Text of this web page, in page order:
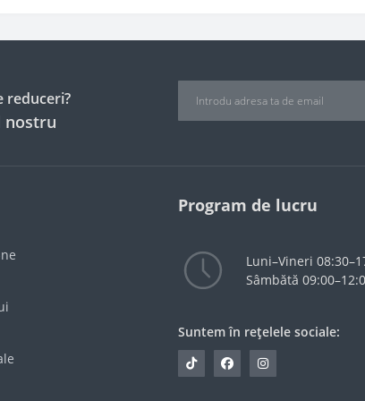
reduceri?
nostru
Program de lucru
Luni–Vineri
Sâmbătă
Suntem în rețelele sociale: